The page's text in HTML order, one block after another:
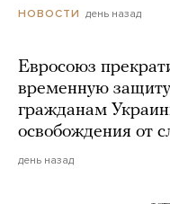
НОВОСТИ день назад
Евросоюз
временную
гражданам
освобождения от
день назад